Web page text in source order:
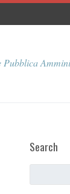
Pubblica
Search